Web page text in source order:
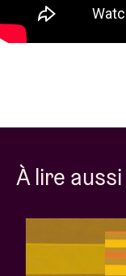
À lire aussi